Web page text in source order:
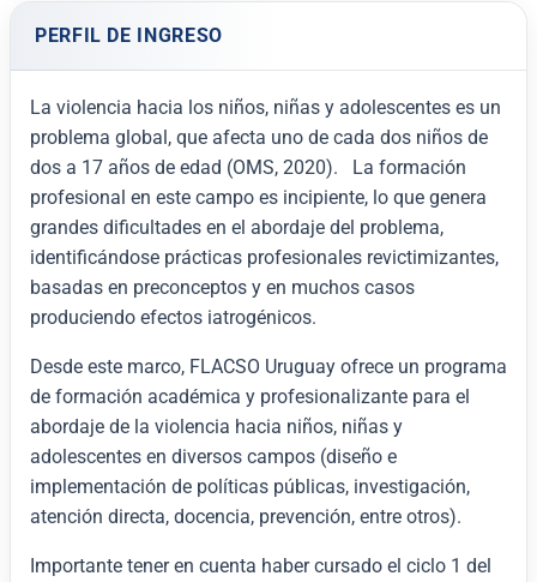
PERFIL DE INGRESO
La violencia hacia los niños, niñas y adolescentes es un
problema global, que afecta uno de cada dos niños de
dos a 17 años de edad (OMS, 2020). La formación
profesional en este campo es incipiente, lo que genera
grandes dificultades en el abordaje del problema,
identificándose prácticas profesionales revictimizantes,
basadas en preconceptos y en muchos casos
produciendo efectos iatrogénicos.
Desde este marco, FLACSO Uruguay ofrece un programa
de formación académica y profesionalizante para el
abordaje de la violencia hacia niños, niñas y
adolescentes en diversos campos (diseño e
implementación de políticas públicas, investigación,
atención directa, docencia, prevención, entre otros).
Importante tener en cuenta haber cursado el ciclo 1 del